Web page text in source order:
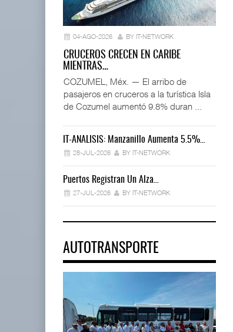
04-AGO-2026 BY IT-NETWORK
CRUCEROS CRECEN EN CARIBE
MIENTRAS…
COZUMEL, Méx. — El arribo de
pasajeros en cruceros a la turística Isla
de Cozumel aumentó 9.8% duran ...
IT-ANÁLISIS: Manzanillo Aumenta 5.5%…
28-JUL-2026 BY IT-NETWORK
Puertos Registran Un Alza…
27-JUL-2026 BY IT-NETWORK
AUTOTRANSPORTE